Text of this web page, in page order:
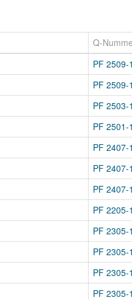
Q-
PF 2509-
PF 2509-
PF 2503-
PF 2501-
PF 2407-
PF 2407-
PF 2407-
PF 2205-
PF 2305-
PF 2305-
PF 2305-
PF 2305-